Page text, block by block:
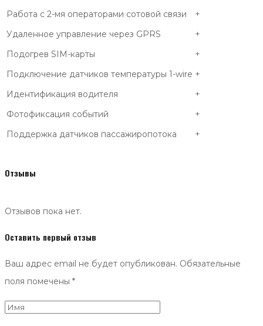
Работа с 2-мя операторами сотовой связи
+
Удаленное управление через GPRS
+
Подогрев SIM-карты
+
Подключение датчиков температуры 1-wire +
Идентификация водителя
+
Фотофиксация событий
+
Поддержка датчиков пассажиропотока
+
Отзывы
Отзывов пока нет.
Оставить первый отзыв
Ваш адрес email не будет опубликован. Обязательные
поля помечены *